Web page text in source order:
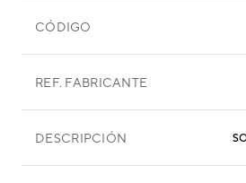
CÓDIGO
REF. FABRICANTE
DESCRIPCIÓN